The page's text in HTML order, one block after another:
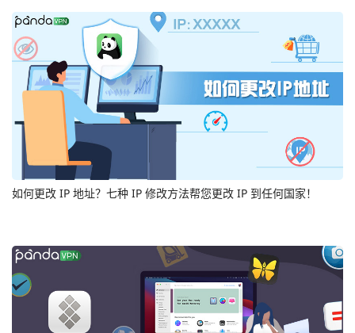
如何更改 IP 地址？七种 IP 修改方法帮您更改 IP 到任何国家！